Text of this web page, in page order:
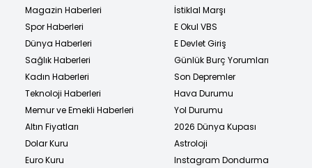
Magazin Haberleri
Spor Haberleri
Dünya Haberleri
Sağlık Haberleri
Kadın Haberleri
Teknoloji Haberleri
Memur ve Emekli Haberleri
Altın Fiyatları
Dolar Kuru
Euro Kuru
İstiklal Marşı
E Okul VBS
E Devlet Giriş
Günlük Burç Yorumları
Son Depremler
Hava Durumu
Yol Durumu
2026 Dünya Kupası
Astroloji
Instagram Dondurma